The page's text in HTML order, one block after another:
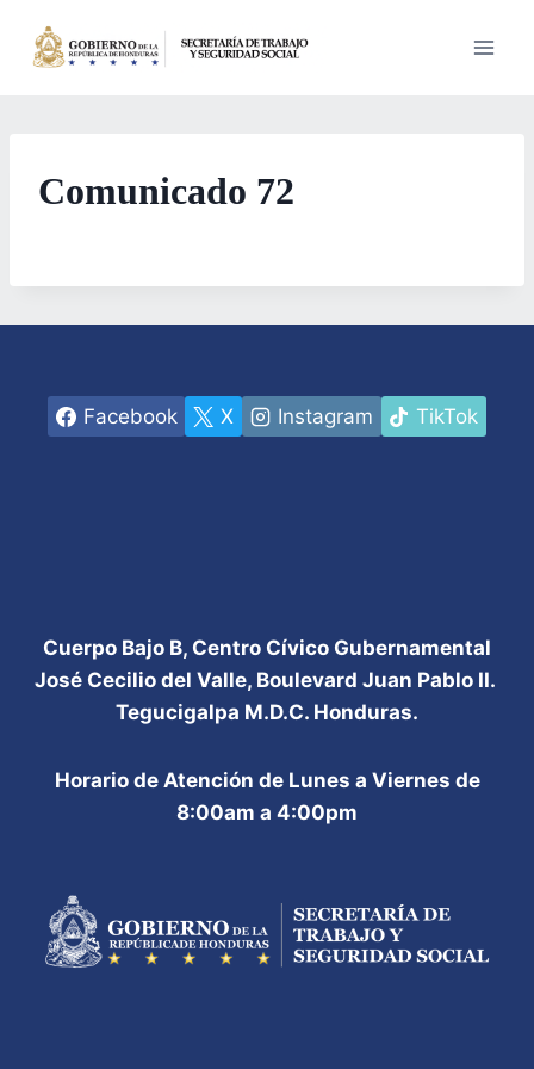
Comunicado 72
Facebook X Instagram TikTok
Cuerpo Bajo B, Centro Cívico Gubernamental
José Cecilio del Valle, Boulevard Juan Pablo II.
Tegucigalpa M.D.C. Honduras.
Horario de Atención de Lunes a Viernes de
8:00am a 4:00pm